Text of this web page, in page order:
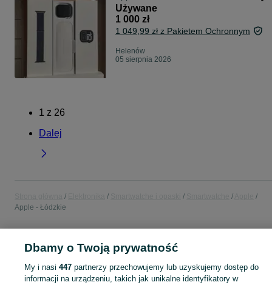
Używane
1 000 zł
1 049,99 zł z Pakietem Ochronnym
Helenów
05 sierpnia 2026
1 z 26
Dalej
Apple - Łódzkie
KATEGORIA
Dbamy o Twoją prywatność
My i nasi 447partnerzy przechowujemy lub uzyskujemy dostęp do
informacji na urządzeniu, takich jak unikalne identyfikatory w